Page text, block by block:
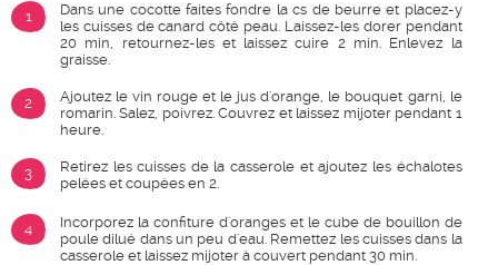
1
Dans une cocotte faites fondre la cs de beurre et placez-y
les cuisses de canard côté peau. Laissez-les dorer pendant
20 min, retournez-les et laissez cuire 2 min. Enlevez la
graisse.
2
Ajoutez le vin rouge et le jus d'orange, le bouquet garni, le
romarin. Salez, poivrez. Couvrez et laissez mijoter pendant 1
heure.
3
Retirez les cuisses de la casserole et ajoutez les échalotes
pelées et coupées en 2.
4
Incorporez la confiture d'oranges et le cube de bouillon de
poule dilué dans un peu d'eau. Remettez les cuisses dans la
casserole et laissez mijoter à couvert pendant 30 min.